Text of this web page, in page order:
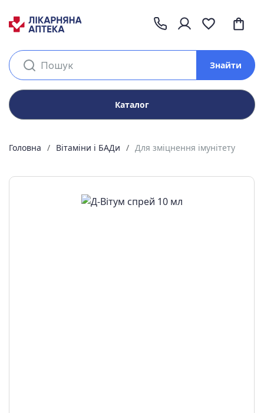
Каталог
Знайти
Головна Вітаміни і БАДи Для зміцнення імунітету